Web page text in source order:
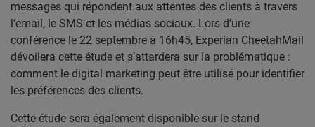
messages qui répondent aux attentes des clients à travers
l’email, le SMS et les médias sociaux. Lors d’une
conférence le 22 septembre à 16h45, Experian CheetahMail
dévoilera cette étude et s’attardera sur la problématique :
comment le digital marketing peut être utilisé pour identifier
les préférences des clients.
Cette étude sera également disponible sur le stand